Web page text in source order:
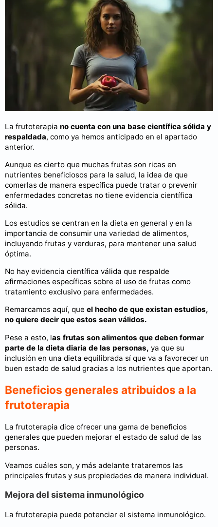
La frutoterapia no cuenta con una base científica sólida y
respaldada, como ya hemos anticipado en el apartado
anterior.
Aunque es cierto que muchas frutas son ricas en
nutrientes beneficiosos para la salud, la idea de que
comerlas de manera específica puede tratar o prevenir
enfermedades concretas no tiene evidencia científica
sólida.
Los estudios se centran en la dieta en general y en la
importancia de consumir una variedad de alimentos,
incluyendo frutas y verduras, para mantener una salud
óptima.
No hay evidencia científica válida que respalde
afirmaciones específicas sobre el uso de frutas como
tratamiento exclusivo para enfermedades.
Remarcamos aquí, que el hecho de que existan estudios,
no quiere decir que estos sean válidos.
Pese a esto, las frutas son alimentos que deben formar
parte de la dieta diaria de las personas, ya que su
inclusión en una dieta equilibrada sí que va a favorecer un
buen estado de salud gracias a los nutrientes que aportan.
Beneficios generales atribuidos a la
frutoterapia
La frutoterapia dice ofrecer una gama de beneficios
generales que pueden mejorar el estado de salud de las
personas.
Veamos cuáles son, y más adelante trataremos las
principales frutas y sus propiedades de manera individual.
Mejora del sistema inmunológico
La frutoterapia puede potenciar el sistema inmunológico.